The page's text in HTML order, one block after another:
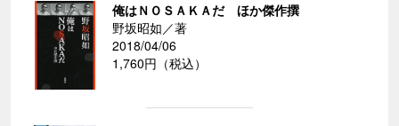
俺はＮＯＳＡＫＡだ ほか傑作撰
野坂昭如／著
2018/04/06
1,760円（税込）